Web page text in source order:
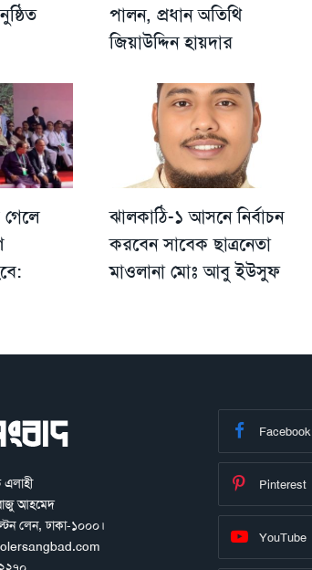
পালন, প্রধান অতিথি
জিয়াউদ্দিন হায়দার
ঝালকাঠি-১ আসনে নির্বাচন
করবেন সাবেক ছাত্রনেতা
মাওলানা মোঃ আবু ইউসুফ
আহমেদ
লেন, ঢাকা-১০০০।
Facebook
Pinterest
YouTube